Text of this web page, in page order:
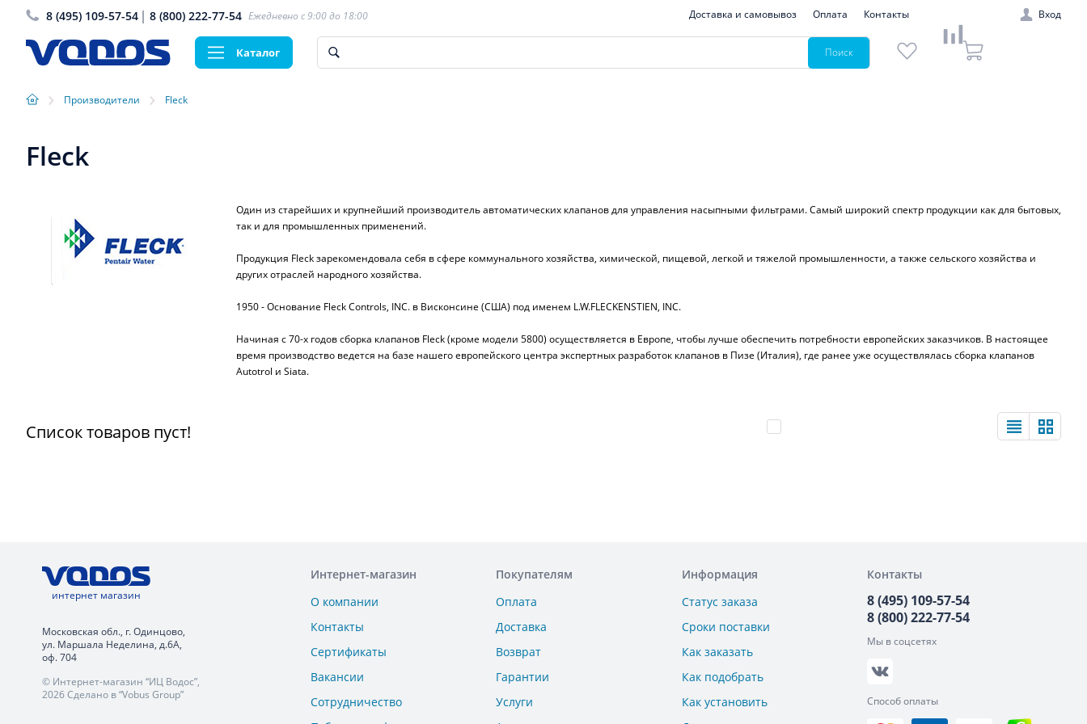
8 (495) 109-57-54 8 (800) 222-77-54 Ежедневно с 9:00 до 18:00 Доставка и самовывоз Оплата Контакты Вход
Каталог Поиск
› Производители › Fleck
Fleck
Один из старейших и крупнейший производитель автоматических клапанов для управления насыпными фильтрами. Самый широкий спектр продукции как для бытовых,
так и для промышленных применений.
Продукция Fleck зарекомендовала себя в сфере коммунального хозяйства, химической, пищевой, легкой и тяжелой промышленности, а также сельского хозяйства и
других отраслей народного хозяйства.
1950 - Основание Fleck Controls, INC. в Висконсине (США) под именем L.W.FLECKENSTIEN, INC.
Начиная с 70-х годов сборка клапанов Fleck (кроме модели 5800) осуществляется в Европе, чтобы лучше обеспечить потребности европейских заказчиков. В настоящее
время производство ведется на базе нашего европейского центра экспертных разработок клапанов в Пизе (Италия), где ранее уже осуществлялась сборка клапанов
Autotrol и Siata.
Список товаров пуст!
интернет магазин
Московская обл., г. Одинцово,
ул. Маршала Неделина, д.6А,
оф. 704
© Интернет-магазин “ИЦ Водос”,
2026 Сделано в “Vobus Group”
Интернет-магазин
О компании
Контакты
Сертификаты
Вакансии
Сотрудничество
Покупателям
Оплата
Доставка
Возврат
Гарантии
Услуги
Информация
Статус заказа
Сроки поставки
Как заказать
Как подобрать
Как установить
Контакты
8 (495) 109-57-54
8 (800) 222-77-54
Мы в соцсетях
Способ оплаты